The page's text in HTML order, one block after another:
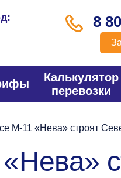
8
Калькулятор
перевозки
М-11 «Нева» строят